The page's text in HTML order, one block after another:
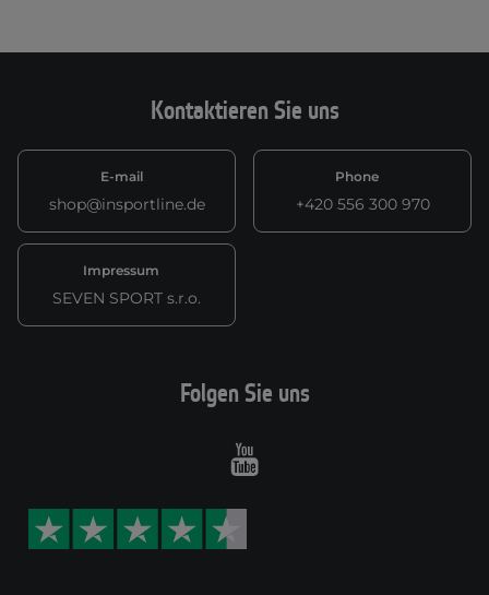
Kontaktieren Sie uns
E-mail
shop@insportline.de
Phone
+420 556 300 970
Impressum
SEVEN SPORT s.r.o.
Folgen Sie uns
Youtube